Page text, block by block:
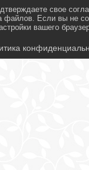
свое
файлов. Если вы не
вашего